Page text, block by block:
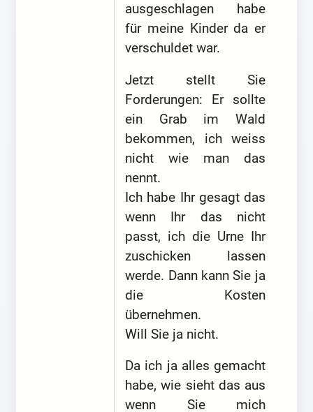
ausgeschlagen habe
für meine Kinder da er
verschuldet war.
Jetzt stellt Sie
Forderungen: Er sollte
ein Grab im Wald
bekommen, ich weiss
nicht wie man das
nennt.
Ich habe Ihr gesagt das
wenn Ihr das nicht
passt, ich die Urne Ihr
zuschicken lassen
werde. Dann kann Sie ja
die Kosten
übernehmen.
Will Sie ja nicht.
Da ich ja alles gemacht
habe, wie sieht das aus
wenn Sie mich